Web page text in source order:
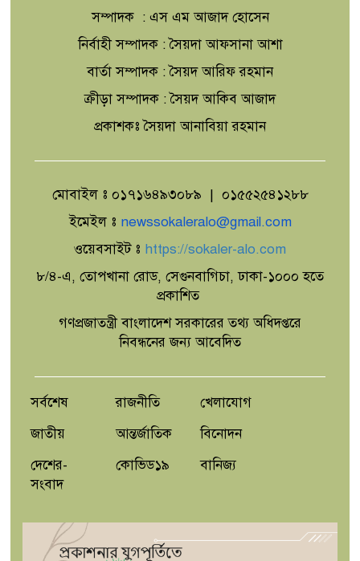
সম্পাদক : এস এম আজাদ হোসেন
নির্বাহী সম্পাদক : সৈয়দা আফসানা আশা
বার্তা সম্পাদক : সৈয়দ আরিফ রহমান
ক্রীড়া সম্পাদক : সৈয়দ আকিব আজাদ
প্রকাশকঃ সৈয়দা আনাবিয়া রহমান
মোবাইল ঃ ০১৭১৬৪৯৩০৮৯ | ০১৫৫২৫৪১২৮৮
ইমেইল ঃ newssokaleralo@gmail.com
ওয়েবসাইট ঃ https://sokaler-alo.com
৮/৪-এ, তোপখানা রোড, সেগুনবাগিচা, ঢাকা-১০০০ হতে
প্রকাশিত
গণপ্রজাতন্ত্রী বাংলাদেশ সরকারের তথ্য অধিদপ্তরে
নিবন্ধনের জন্য আবেদিত
সর্বশেষ
জাতীয়
দেশের-
সংবাদ
রাজনীতি
আন্তর্জাতিক
কোভিড১৯
খেলাযোগ
বিনোদন
বানিজ্য